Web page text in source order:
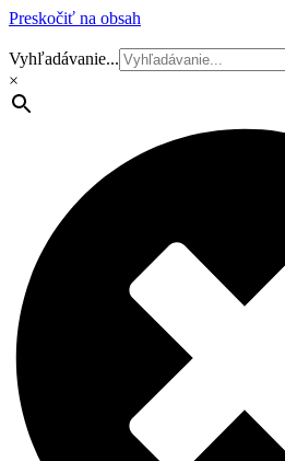
Preskočiť na obsah
Vyhľadávanie...
×